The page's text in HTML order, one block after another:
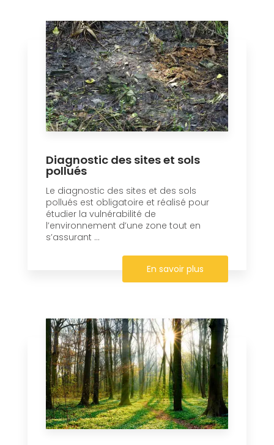
Diagnostic des sites et sols
pollués
Le diagnostic des sites et des sols
pollués est obligatoire et réalisé pour
étudier la vulnérabilité de
l’environnement d’une zone tout en
s’assurant ...
En savoir plus